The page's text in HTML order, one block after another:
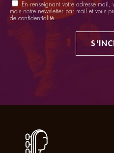
En renseignant votre adresse mail,
mois notre newsletter par mail et vous
de confidentialité.